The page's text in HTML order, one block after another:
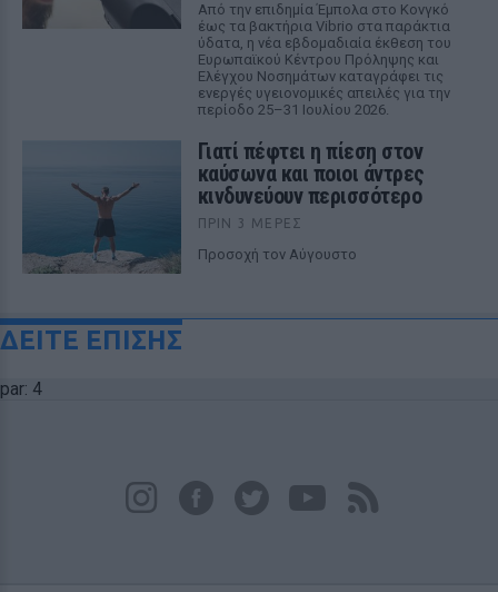
Από την επιδημία Έμπολα στο Κονγκό
έως τα βακτήρια Vibrio στα παράκτια
ύδατα, η νέα εβδομαδιαία έκθεση του
Ευρωπαϊκού Κέντρου Πρόληψης και
Ελέγχου Νοσημάτων καταγράφει τις
ενεργές υγειονομικές απειλές για την
περίοδο 25–31 Ιουλίου 2026.
Γιατί πέφτει η πίεση στον
καύσωνα και ποιοι άντρες
κινδυνεύουν περισσότερο
ΠΡΙΝ 3 ΜΈΡΕΣ
Προσοχή τον Αύγουστο
ΔΕΙΤΕ ΕΠΙΣΗΣ
par: 4